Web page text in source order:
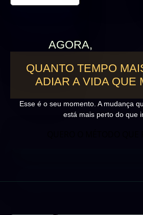
AGORA,
QUANTO TEMPO
ADIAR A VIDA QUE
Esse é o seu momento. A mudança
está mais perto do que